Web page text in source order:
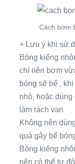
Cách bơm
+ Lưu ý khi sử
Bóng kiếng
chỉ nên bơm
bóng sẽ bể ,
nhỏ, hoặc dùng
làm rách van
Không nên
quá gây bể
Bóng kiếng
nên có thể tự